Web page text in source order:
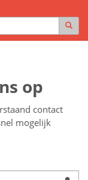
op
contact
mogelijk